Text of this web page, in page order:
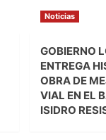
Noticias
GOBIERNO
ENTREGA
OBRA DE
VIAL EN EL
ISIDRO